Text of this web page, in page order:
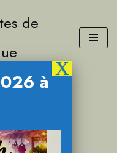
de
à